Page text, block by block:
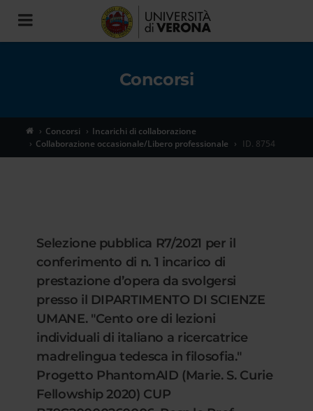
Toggle
navigation
Concorsi
Concorsi
Incarichi di collaborazione
Collaborazione occasionale/Libero professionale
ID. 8754
Selezione pubblica R7/2021 per il
conferimento di n. 1 incarico di
prestazione d’opera da svolgersi
presso il DIPARTIMENTO DI SCIENZE
UMANE. "Cento ore di lezioni
individuali di italiano a ricercatrice
madrelingua tedesca in filosofia."
Progetto PhantomAID (Marie. S. Curie
Fellowship 2020) CUP